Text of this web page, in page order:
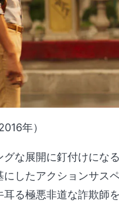
2016年）
な展開に釘付けにな
にしたアクションサス
る極悪非道な詐欺師